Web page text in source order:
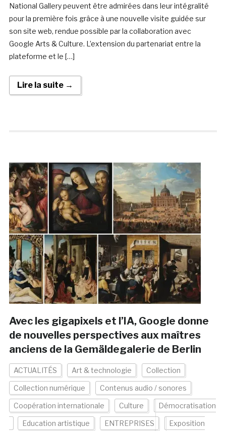
National Gallery peuvent être admirées dans leur intégralité
pour la première fois grâce à une nouvelle visite guidée sur
son site web, rendue possible par la collaboration avec
Google Arts & Culture. L’extension du partenariat entre la
plateforme et le […]
Lire la suite →
Avec les gigapixels et l’IA, Google donne
de nouvelles perspectives aux maîtres
anciens de la Gemäldegalerie de Berlin
ACTUALITÉS Art & technologie Collection
Collection numérique Contenus audio / sonores
Coopération internationale Culture Démocratisation
Education artistique ENTREPRISES Exposition